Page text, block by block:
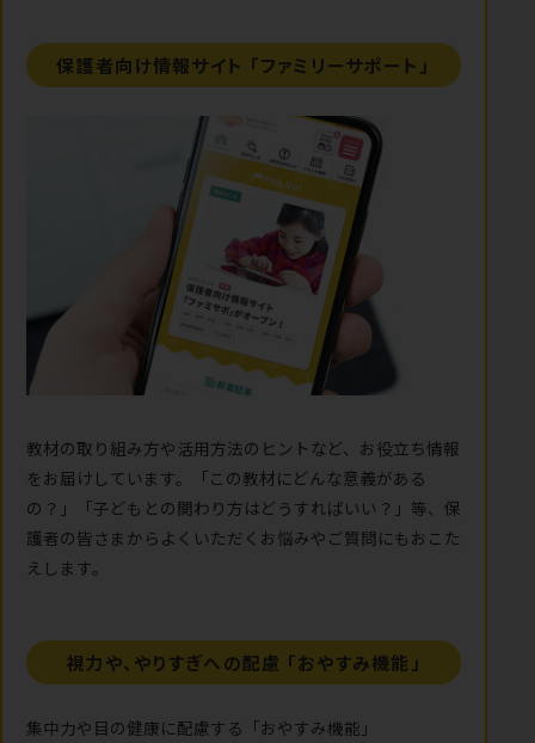
保護者向け情報サイト 「ファミリーサポート」
教材の取り組み方や活用方法のヒントなど、お役立ち情報
をお届けしています。「この教材にどんな意義がある
の？」「子どもとの関わり方はどうすればいい？」等、保
護者の皆さまからよくいただくお悩みやご質問にもおこた
えします。
視力や、やりすぎへの配慮 「おやすみ機能」
集中力や目の健康に配慮する「おやすみ機能」